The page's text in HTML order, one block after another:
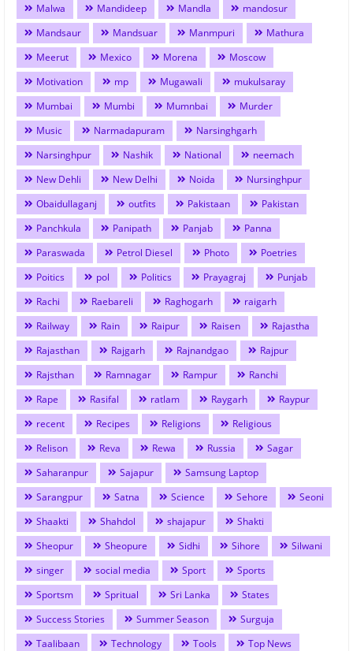
Malwa
Mandideep Mandla
mandosur
Mandsaur
Mandsuar Manmpuri
Mathura
Meerut
Mexico Morena
Moscow
Motivation
mp Mugawali
mukulsaray
Mumbai
Mumbi Mumnbai
Murder
Music
Narmadapuram
Narsinghgarh
Narsinghpur
Nashik National
neemach
New Dehli
New Delhi Noida
Nursinghpur
Obaidullaganj
outfits Pakistaan
Pakistan
Panchkula
Panipath Panjab
Panna
Paraswada
Petrol Diesel Photo
Poetries
Poitics
pol Politics Prayagraj
Punjab
Rachi
Raebareli Raghogarh
raigarh
Railway
Rain Raipur Raisen
Rajastha
Rajasthan
Rajgarh Rajnandgao
Rajpur
Rajsthan
Ramnagar Rampur
Ranchi
Rape
Rasifal ratlam Raygarh
Raypur
recent
Recipes Religions
Religious
Relison
Reva Rewa Russia
Sagar
Saharanpur
Sajapur
Samsung Laptop
Sarangpur
Satna Science Sehore
Seoni
Shaakti
Shahdol shajapur
Shakti
Sheopur
Sheopure Sidhi Sihore
Silwani
singer
social media Sport
Sports
Sportsm
Spritual Sri Lanka
States
Success Stories
Summer Season
Surguja
Taalibaan
Technology Tools
Top News